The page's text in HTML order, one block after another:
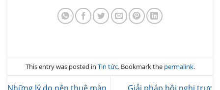
This entry was posted in Tin tức. Bookmark the permalink.
Những lý do nên thuê màn Giải pháp hội nghị trực